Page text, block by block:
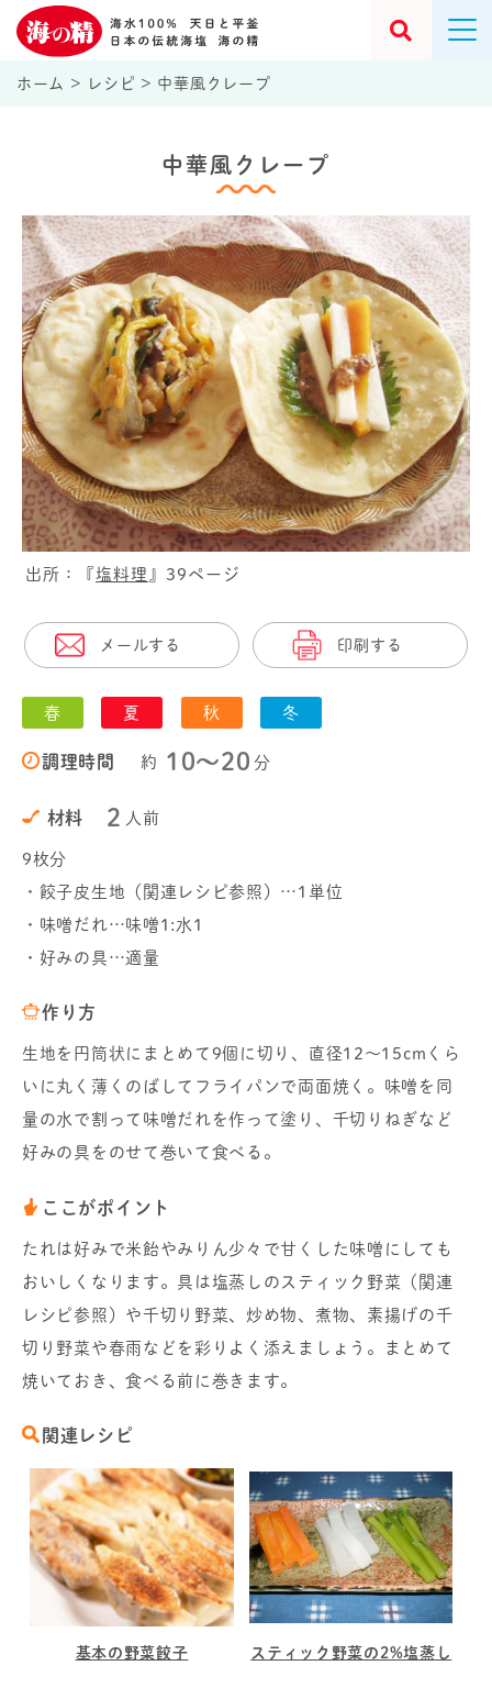
ホーム > レシピ > 中華風クレープ
中華風クレープ
出所：『塩料理 』39ページ
メールする 印刷する
春 夏 秋 冬
調理時間 約 10〜20 分
材料 2 人前
9枚分
・餃子皮生地（関連レシピ参照）…1単位
・味噌だれ…味噌1:水1
・好みの具…適量
作り方
生地を円筒状にまとめて9個に切り、直径12～15cmくら
いに丸く薄くのばしてフライパンで両面焼く。味噌を同
量の水で割って味噌だれを作って塗り、千切りねぎなど
好みの具をのせて巻いて食べる。
ここがポイント
たれは好みで米飴やみりん少々で甘くした味噌にしても
おいしくなります。具は塩蒸しのスティック野菜（関連
レシピ参照）や千切り野菜、炒め物、煮物、素揚げの千
切り野菜や春雨などを彩りよく添えましょう。まとめて
焼いておき、食べる前に巻きます。
関連レシピ
基本の野菜餃子 スティック野菜の2%塩蒸し